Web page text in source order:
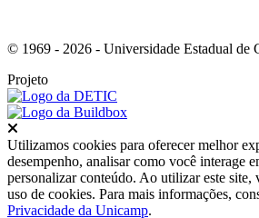
© 1969 - 2026 - Universidade Estadual de
Projeto
Utilizamos cookies para oferecer melhor
desempenho, analisar como você interage
personalizar conteúdo. Ao utilizar este site,
uso de cookies. Para mais informações,
Privacidade da Unicamp.